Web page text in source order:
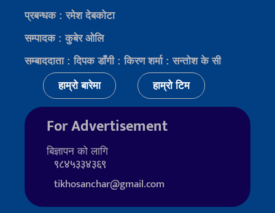
प्रबन्धक : रमेश देबकोटा
सम्पादक : कुबेर ओलि
सम्बाददाता : दिपक डाँगी : किरण शर्मा : सन्तोश के सी
हाम्रो बारेमा हाम्रो टिम
For Advertisement
बिज्ञापन को लागि
९८४५३३४३६९
tikhosanchar@gmail.com